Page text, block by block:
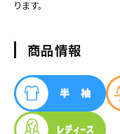
ります。
商品情報